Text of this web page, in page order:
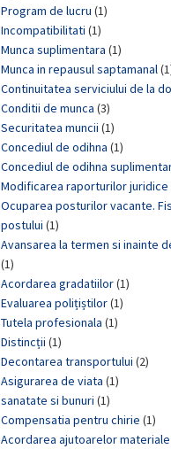
Program de lucru (1)
Incompatibilitati (1)
Munca suplimentara (1)
Munca in repausul saptamanal
Continuitatea serviciului de la
Conditii de munca (3)
Securitatea muncii (1)
Concediul de odihna (1)
Concediul de odihna
Modificarea raporturilor juridice
Ocuparea posturilor vacante.
postului (1)
Avansarea la termen si inainte
(1)
Acordarea gradatiilor(1)
Evaluarea polițiștilor(1)
Tutela profesionala (1)
Distincții (1)
Decontarea transportului (2)
Asigurarea de viata (1)
sanatate si bunuri (1)
Compensatia pentru chirie (1)
Acordarea ajutoarelor